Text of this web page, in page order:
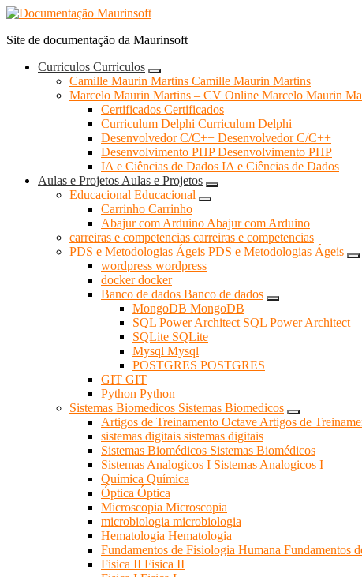
Pular
o
Site de documentação da Maurinsoft
Curriculos Curriculos
Camille Maurin Martins Camille Maurin Martins
Marcelo Maurin Martins – CV Online Marcelo Maurin
Certificados Certificados
Curriculum Delphi Curriculum Delphi
Desenvolvedor C/C++ Desenvolvedor C/C++
Desenvolvimento PHP Desenvolvimento PHP
IA e Ciências de Dados IA e Ciências de Dados
Aulas e Projetos Aulas e Projetos
Educacional Educacional
Carrinho Carrinho
Abajur com Arduino Abajur com Arduino
carreiras e competencias carreiras e competencias
PDS e Metodologias Ágeis PDS e Metodologias Ágeis
wordpress wordpress
docker docker
Banco de dados Banco de dados
MongoDB MongoDB
SQL Power Architect SQL Power Architect
SQLite SQLite
Mysql Mysql
POSTGRES POSTGRES
GIT GIT
Python Python
Sistemas Biomedicos Sistemas Biomedicos
Artigos de Treinamento Octave Artigos de
sistemas digitais sistemas digitais
Sistemas Biomédicos Sistemas Biomédicos
Sistemas Analogicos I Sistemas Analogicos I
Química Química
Óptica Óptica
Microscopia Microscopia
microbiologia microbiologia
Hematologia Hematologia
Fundamentos de Fisiologia Humana Fundamentos
Fisica II Fisica II